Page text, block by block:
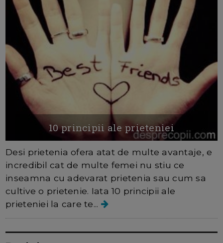
10 principii ale prieteniei
Desi prietenia ofera atat de multe avantaje, e
incredibil cat de multe femei nu stiu ce
inseamna cu adevarat prietenia sau cum sa
cultive o prietenie. Iata 10 principii ale
prieteniei la care te...